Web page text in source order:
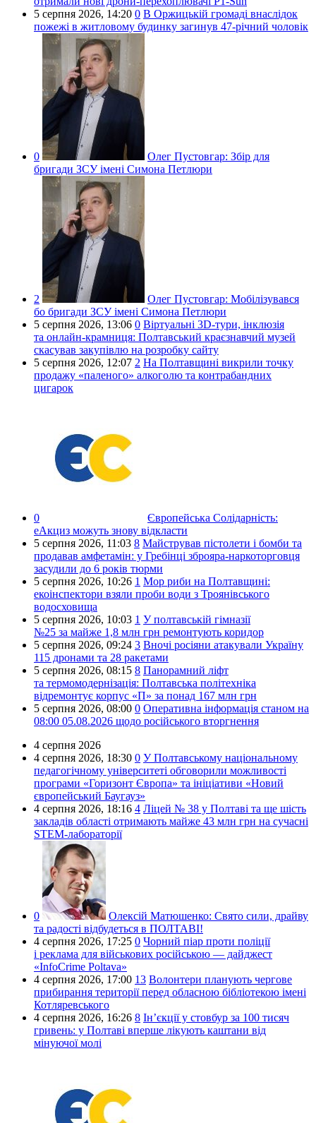
5 серпня 2026, 14:20 0 В Оржицькій громаді внаслідок
пожежі в житловому будинку загинув 47-річний чоловік
0 Олег Пустовгар: Збір для
бригади ЗСУ імені Симона Петлюри
2 Олег Пустовгар: Мобілізувався
бо бригади ЗСУ імені Симона Петлюри
5 серпня 2026, 13:06 0 Віртуальні 3D-тури, інклюзія
та онлайн-крамниця: Полтавський краєзнавчий музей
скасував закупівлю на розробку сайту
5 серпня 2026, 12:07 2 На Полтавщині викрили точку
продажу «паленого» алкоголю та контрабандних
цигарок
0
Європейська Солідарність:
еАкциз можуть знову відкласти
5 серпня 2026, 11:03 8 Майстрував пістолети і бомби та
продавав амфетамін: у Гребінці зброяра-наркоторговця
засудили до 6 років тюрми
5 серпня 2026, 10:26 1 Мор риби на Полтавщині:
екоінспектори взяли проби води з Троянівського
водосховища
5 серпня 2026, 10:03 1 У полтавській гімназії
№25 за майже 1,8 млн грн ремонтують коридор
5 серпня 2026, 09:24 3 Вночі росіяни атакували Україну
115 дронами та 28 ракетами
5 серпня 2026, 08:15 8 Панорамний ліфт
та термомодернізація: Полтавська політехніка
відремонтує корпус «П» за понад 167 млн грн
5 серпня 2026, 08:00 0 Оперативна інформація станом на
08:00 05.08.2026 щодо російського вторгнення
4 серпня 2026
4 серпня 2026, 18:30 0 У Полтавському національному
педагогічному університеті обговорили можливості
програми «Горизонт Європа» та ініціативи «Новий
європейський Баугауз»
4 серпня 2026, 18:16 4 Ліцей № 38 у Полтаві та ще шість
закладів області отримають майже 43 млн грн на сучасні
STEM-лабораторії
0 Олексій Матюшенко: Свято сили, драйву
та радості відбудеться в ПОЛТАВІ!
4 серпня 2026, 17:25 0 Чорний піар проти поліції
і реклама для військових російською — дайджест
«InfoCrime Poltava»
4 серпня 2026, 17:00 13 Волонтери планують чергове
прибирання території перед обласною бібліотекою імені
Котляревського
4 серпня 2026, 16:26 8 Ін’єкції у стовбур за 100 тисяч
гривень: у Полтаві вперше лікують каштани від
мінуючої молі